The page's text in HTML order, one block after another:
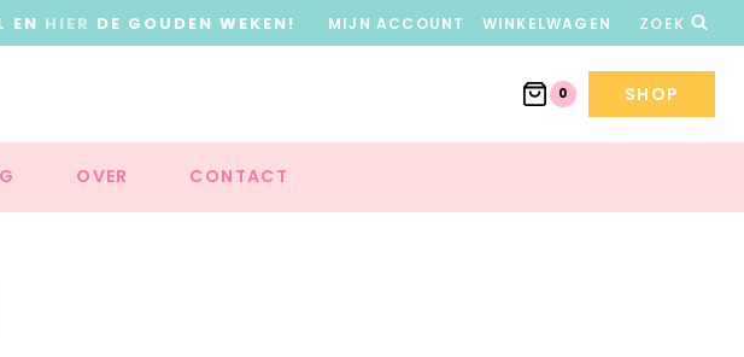
EN HIER DE GOUDEN WEKEN! MIJN ACCOUNT WINKELWAGEN ZOEK
0 SHOP
OVER CONTACT